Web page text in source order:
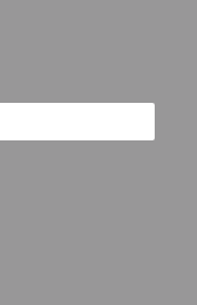
))
ます))
で開きます))